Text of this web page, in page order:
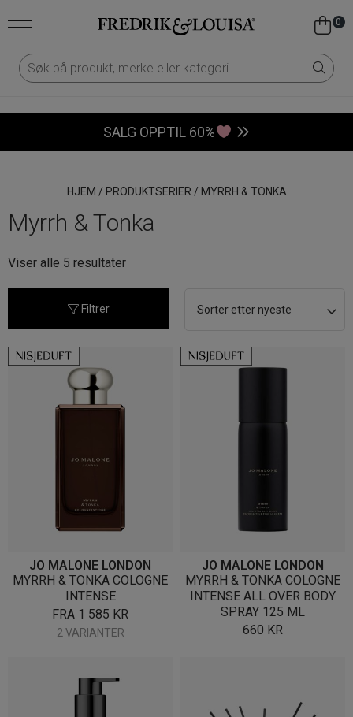
0
SALG OPPTIL 60%
HJEM / PRODUKTSERIER / MYRRH & TONKA
Myrrh & Tonka
Viser alle 5 resultaterSortert
Filtrer
JO MALONE LONDON
MYRRH & TONKA COLOGNE
INTENSE
FRA 1 585 KR
2 VARIANTER
JO MALONE LONDON
MYRRH & TONKA COLOGNE
INTENSE ALL OVER BODY
SPRAY 125 ML
660 KR